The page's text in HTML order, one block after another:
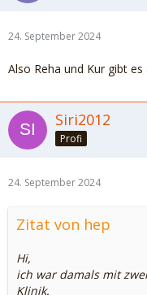
24. September 2024
Also Reha und Kur gibt
Siri2012
Profi
24. September 2024
Zitat von hep
Hi,
ich war damals mit
Klinik.